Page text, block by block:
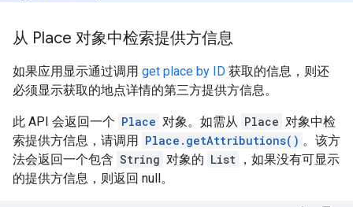
从 Place 对象中检索提供方信息
如果应用显示通过调用 get place by ID 获取的信息，则还
必须显示获取的地点详情的第三方提供方信息。
此 API 会返回一个 Place 对象。如需从 Place 对象中检
索提供方信息，请调用
Place.getAttributions() 。该方
法会返回一个包含 String 对象的 List ，如果没有可显示
的提供方信息，则返回 null。